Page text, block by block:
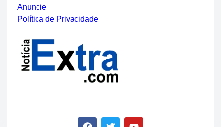
Anuncie
Política de Privacidade